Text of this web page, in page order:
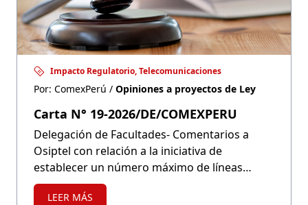
Impacto Regulatorio, Telecomunicaciones
Por: ComexPerú / Opiniones a proyectos de Ley
Carta N° 19-2026/DE/COMEXPERU
Delegación de Facultades- Comentarios a
Osiptel con relación a la iniciativa de
establecer un número máximo de líneas
móviles
LEER MÁS